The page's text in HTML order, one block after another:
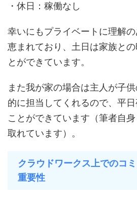
・休日：稼働なし
幸いにもプライベートに理解
恵まれており、土日は家族と
とができています。
また我が家の場合は主人が子
的に担当してくれるので、平
ことができています（筆者自
取れています）。
クラウドワークス上でのコ
重要性